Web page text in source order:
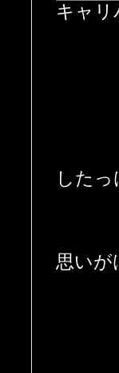
キャ
したっ
思いが